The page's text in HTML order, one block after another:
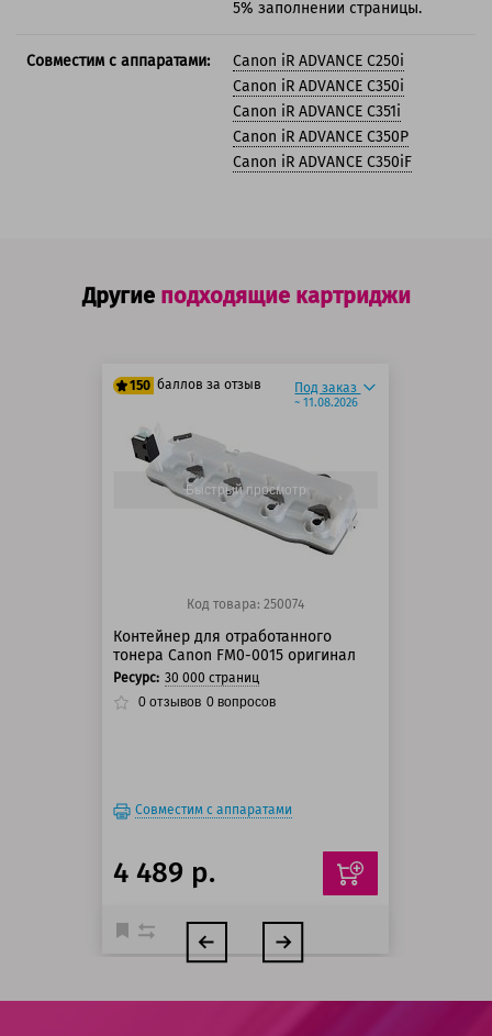
5% заполнении страницы.
Совместим с аппаратами:
Canon iR ADVANCE C250i
Canon iR ADVANCE C350i
Canon iR ADVANCE C351i
Canon iR ADVANCE C350P
Canon iR ADVANCE C350iF
Другие подходящие картриджи
150 баллов за отзыв
125 баллов
150 баллов
Под заказ
~ 11.08.2026
Быстрый просмотр
Код товара: 250074
Контейнер для отработанного
тонера Canon FM0-0015 оригинал
Ресурс: 30 000 страниц
0 отзывов 0 вопросов
Совместим с аппаратами
4 489 р.